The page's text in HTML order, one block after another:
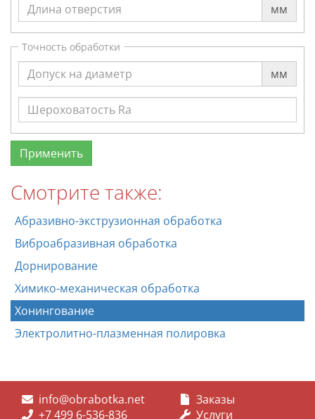
мм
Точность обработки
мм
Смотрите также:
Абразивно-экструзионная обработка
Виброабразивная обработка
Дорнирование
Химико-механическая обработка
Хонингование
Электролитно-плазменная полировка
info@obrabotka.net
+7 499 6-536-836
Заказы
Услуги